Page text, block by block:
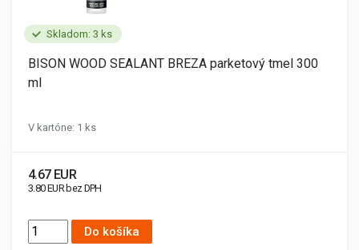
Skladom: 3 ks
BISON WOOD SEALANT BREZA parketový tmel 300
ml
V kartóne: 1 ks
4.67 EUR
3.80 EUR bez DPH
Do košíka